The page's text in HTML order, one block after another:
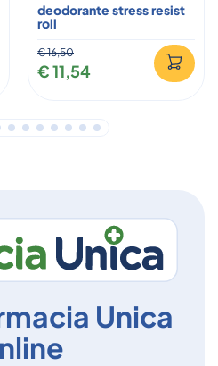
deodorante stress resist
roll
€ 16,50
€ 11,54
Unica